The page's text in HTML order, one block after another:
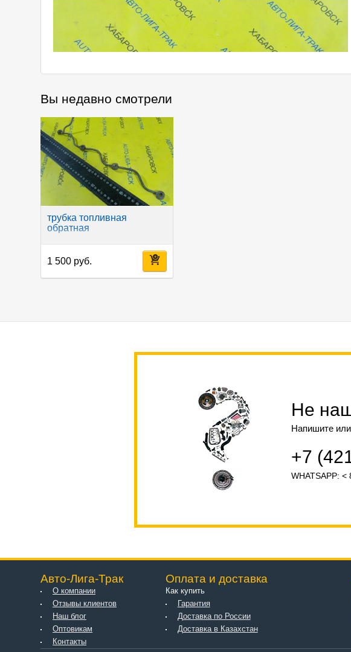
Вы недавно смотрели
трубка топливная
обратная
1 500 руб.
Не
Напишите
+7
WHATSAPP:
Авто-Лига-Трак
О компании
Отзывы клиентов
Наш блог
Оптовикам
Контакты
Оплата и доставка
Как купить
Гарантия
Доставка по России
Доставка в Казахстан